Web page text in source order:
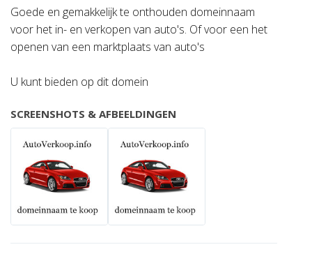
Goede en gemakkelijk te onthouden domeinnaam
voor het in- en verkopen van auto's. Of voor een het
openen van een marktplaats van auto's
U kunt bieden op dit domein
SCREENSHOTS & AFBEELDINGEN